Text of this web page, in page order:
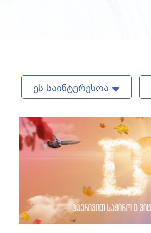
ეს საინტერესოა